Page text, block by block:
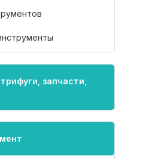
запчасти,